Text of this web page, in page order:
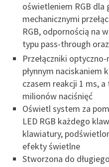
oświetleniem RGB dla
mechanicznymi
RGB, odpornością na
typu pass-through
Przełączniki
płynnym naciskaniem
czasem reakcji 1 ms,
milionów naciśnięć
Oświetl system za
LED RGB każdego
klawiatury,
efekty świetlne
Stworzona do